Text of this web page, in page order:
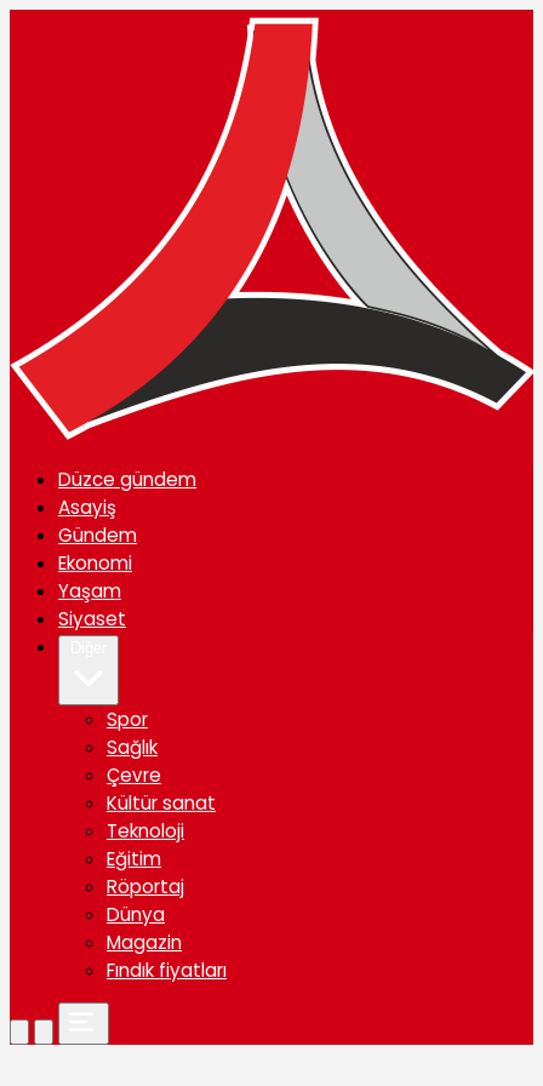
Düzce gündem
Asayiş
Gündem
Ekonomi
Yaşam
Siyaset
Spor
Sağlık
Çevre
Kültür sanat
Teknoloji
Eğitim
Röportaj
Dünya
Magazin
Fındık fiyatları